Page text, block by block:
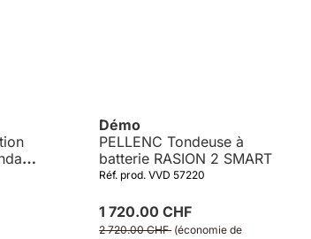
Démo
PELLENC Tondeuse à
batterie RASION 2 SMART
Réf. prod. VVD 57220
1 720.00 CHF
2 720.00 CHF (économie de